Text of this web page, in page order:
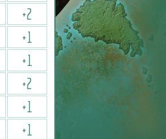
+2
+1
+1
+2
+1
+1